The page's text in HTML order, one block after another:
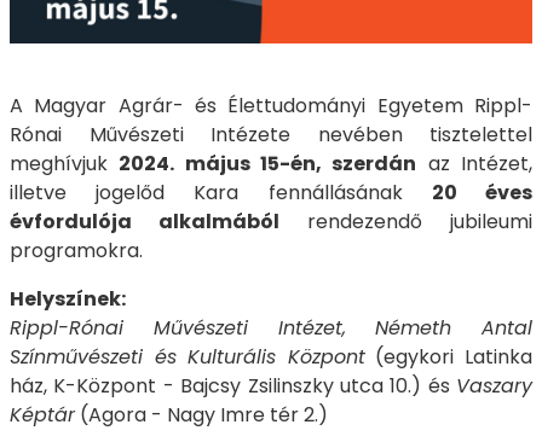
A Magyar Agrár- és Élettudományi Egyetem Rippl-
Rónai Művészeti Intézete nevében tisztelettel
meghívjuk 2024. május 15-én, szerdán az Intézet,
illetve jogelőd Kara fennállásának 20 éves
évfordulója alkalmából rendezendő jubileumi
programokra.
Helyszínek:
Rippl-Rónai Művészeti Intézet, Németh Antal
Színművészeti és Kulturális Központ(egykori Latinka
ház, K-Központ - Bajcsy Zsilinszky utca 10.) és Vaszary
Képtár(Agora - Nagy Imre tér 2.)